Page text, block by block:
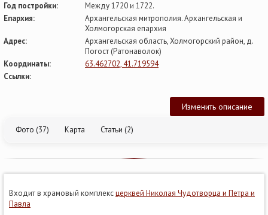
Год постройки:
Между 1720 и 1722.
Епархия:
Архангельская митрополия. Архангельская и
Холмогорская епархия
Адрес:
Архангельская область, Холмогорский район, д.
Погост (Ратонаволок)
Координаты:
63.462702, 41.719594
Ссылки:
Изменить описание
Фото (37) Карта Статьи (2)
Входит в храмовый комплексцерквей Николая Чудотворца и Петра и
Павла